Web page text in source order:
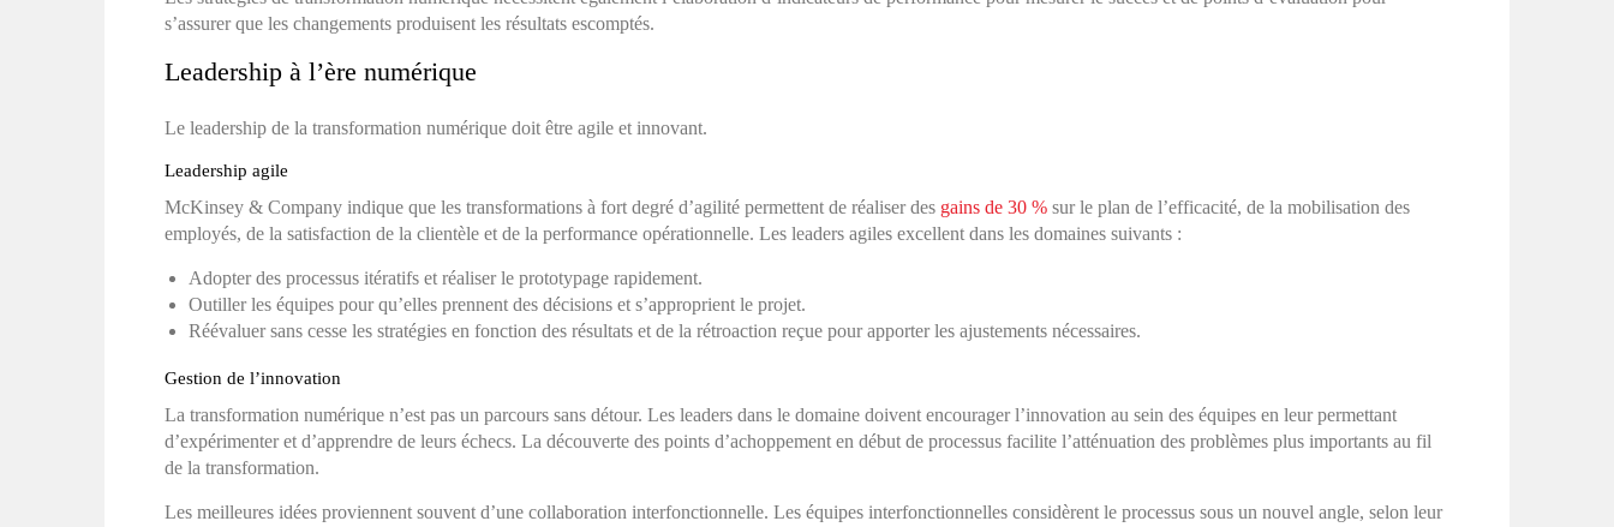
s’assurer que les changements produisent les résultats escomptés.
Leadership à l’ère numérique
Le leadership de la transformation numérique doit être agile et innovant.
Leadership agile
McKinsey & Company indique que les transformations à fort degré d’agilité permettent de réaliser des gains de 30 % sur le plan de l’efficacité, de la mobilisation des
employés, de la satisfaction de la clientèle et de la performance opérationnelle. Les leaders agiles excellent dans les domaines suivants :
Adopter des processus itératifs et réaliser le prototypage rapidement.
Outiller les équipes pour qu’elles prennent des décisions et s’approprient le projet.
Réévaluer sans cesse les stratégies en fonction des résultats et de la rétroaction reçue pour apporter les ajustements nécessaires.
Gestion de l’innovation
La transformation numérique n’est pas un parcours sans détour. Les leaders dans le domaine doivent encourager l’innovation au sein des équipes en leur permettant
d’expérimenter et d’apprendre de leurs échecs. La découverte des points d’achoppement en début de processus facilite l’atténuation des problèmes plus importants au fil
de la transformation.
Les meilleures idées proviennent souvent d’une collaboration interfonctionnelle. Les équipes interfonctionnelles considèrent le processus sous un nouvel angle, selon leur